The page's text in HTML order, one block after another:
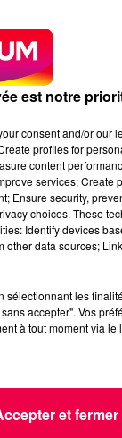
est notre
consent and/or our
profiles for
content
services; Create
Ensure security,
choices. These
Identify devices
data sources;
sélectionnant les
accepter". Vos
à tout moment via
et fermer